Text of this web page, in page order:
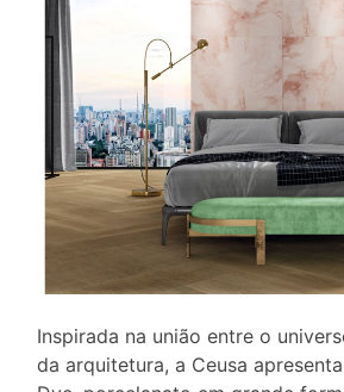
Inspirada na união entre o
da arquitetura, a Ceusa